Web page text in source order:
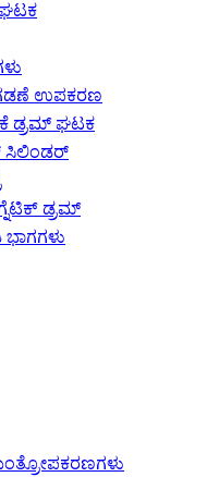
ಘಟಕ
ಉಪಕರಣ
ಡ್ರಮ್ ಘಟಕ
ಸಿಲಿಂಡರ್
ಡ್ರಮ್